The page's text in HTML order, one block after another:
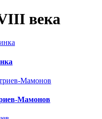
века
Мамонов